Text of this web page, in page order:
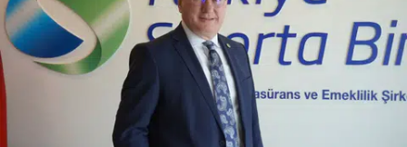
Çanakkale
Çankırı